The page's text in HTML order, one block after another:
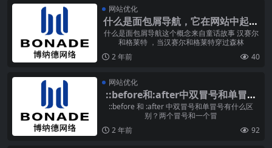
网站优化
什么是面包屑导航，它在网站中起到
了什么作用
什么是面包屑导航这个概念来自童话故事 汉赛尔
和格莱特 ，当汉赛尔和格莱特穿过森林
2 年前
40
网站优化
::before和:after中双冒号和单冒号
有什么区别？
::before 和 :after 中双冒号和单冒号有什么区
别？两个冒号和一个冒
2 年前
92